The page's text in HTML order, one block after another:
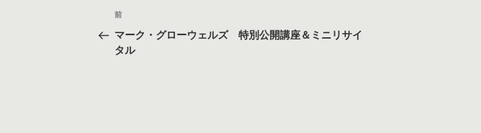
投
稿
ナ
過
去
の
前
マーク・グローウェルズ 特別公開講座＆ミニリサイ
タル